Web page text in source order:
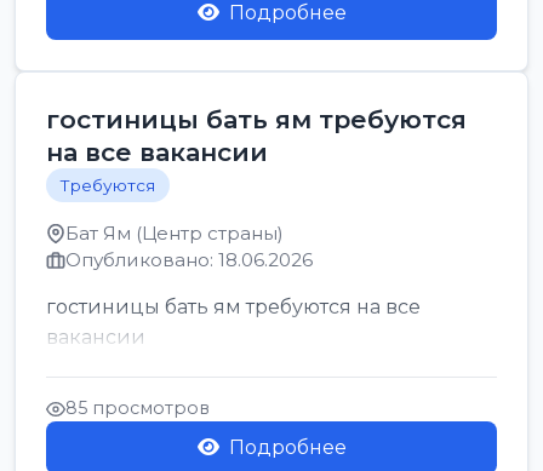
Подробнее
гостиницы бать ям требуются
на все вакансии
Требуются
Бат Ям (Центр страны)
Опубликовано: 18.06.2026
гостиницы бать ям требуются на все
вакансии
85 просмотров
Подробнее